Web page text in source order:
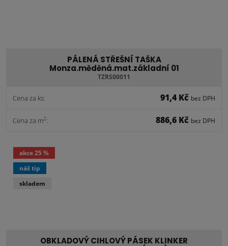
PÁLENÁ STŘEŠNÍ TAŠKA
Monza.měděná.mat.základní 01
TZRS00011
Cena za ks: 91,4 Kč bez DPH
Cena za m2: 886,6 Kč bez DPH
OBKLADOVÝ CIHLOVÝ PÁSEK KLINKER
akce25 %
náš tip
skladem